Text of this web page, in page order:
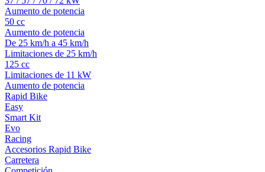
Aumento de potencia
50 cc
Aumento de potencia
De 25 km/h a 45 km/h
Limitaciones de 25 km/h
125 cc
Limitaciones de 11 kW
Aumento de potencia
Rapid Bike
Easy
Smart Kit
Evo
Racing
Accesorios Rapid Bike
Carretera